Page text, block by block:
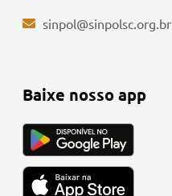
sinpol@sinpolsc.org.br
Baixe nosso app